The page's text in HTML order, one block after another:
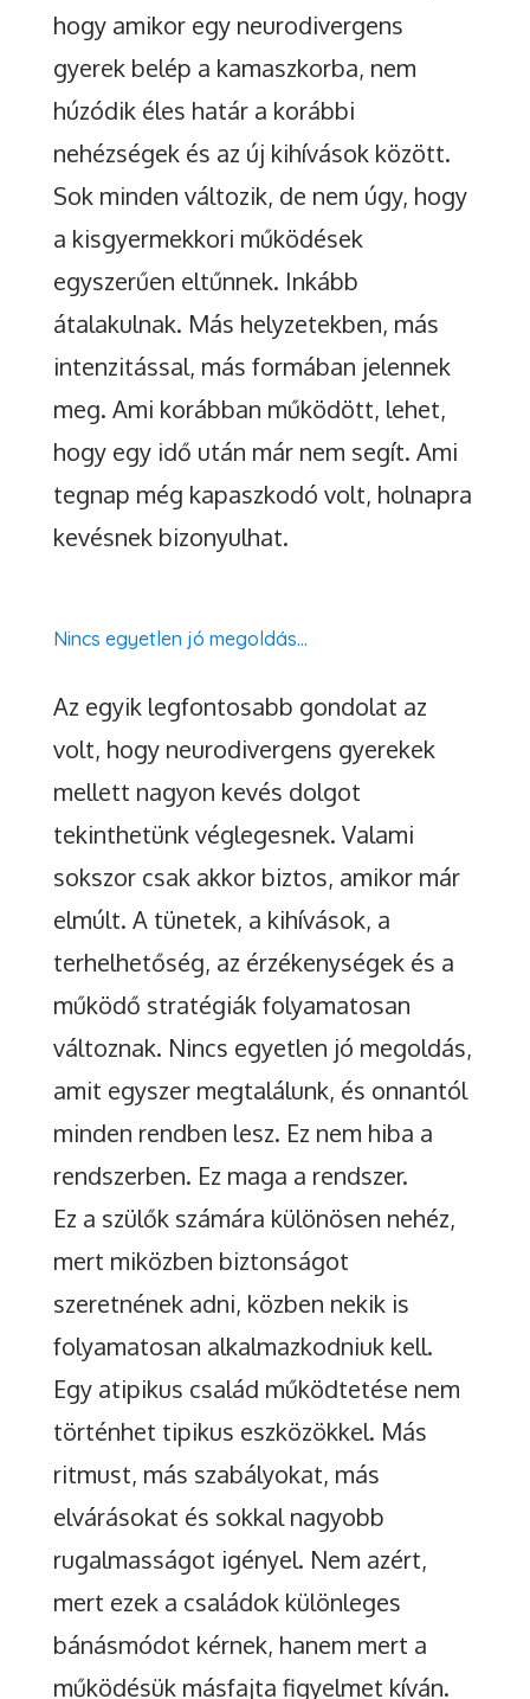
hogy amikor egy neurodivergens
gyerek belép a kamaszkorba, nem
húzódik éles határ a korábbi
nehézségek és az új kihívások között.
Sok minden változik, de nem úgy, hogy
a kisgyermekkori működések
egyszerűen eltűnnek. Inkább
átalakulnak. Más helyzetekben, más
intenzitással, más formában jelennek
meg. Ami korábban működött, lehet,
hogy egy idő után már nem segít. Ami
tegnap még kapaszkodó volt, holnapra
kevésnek bizonyulhat.
Nincs egyetlen jó megoldás…
Az egyik legfontosabb gondolat az
volt, hogy neurodivergens gyerekek
mellett nagyon kevés dolgot
tekinthetünk véglegesnek. Valami
sokszor csak akkor biztos, amikor már
elmúlt. A tünetek, a kihívások, a
terhelhetőség, az érzékenységek és a
működő stratégiák folyamatosan
változnak. Nincs egyetlen jó megoldás,
amit egyszer megtalálunk, és onnantól
minden rendben lesz. Ez nem hiba a
rendszerben. Ez maga a rendszer.
Ez a szülők számára különösen nehéz,
mert miközben biztonságot
szeretnének adni, közben nekik is
folyamatosan alkalmazkodniuk kell.
Egy atipikus család működtetése nem
történhet tipikus eszközökkel. Más
ritmust, más szabályokat, más
elvárásokat és sokkal nagyobb
rugalmasságot igényel. Nem azért,
mert ezek a családok különleges
bánásmódot kérnek, hanem mert a
működésük másfajta figyelmet kíván.